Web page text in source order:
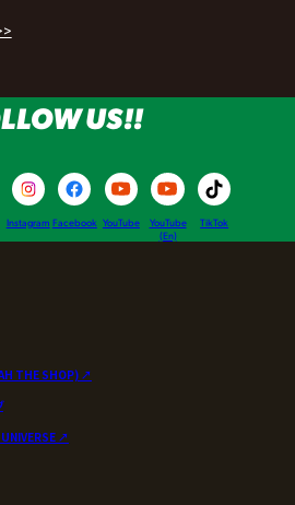
US!!
Instagram Facebook YouTube
YouTube
(En)
TikTok
THE SHOP) ↗︎
↗︎